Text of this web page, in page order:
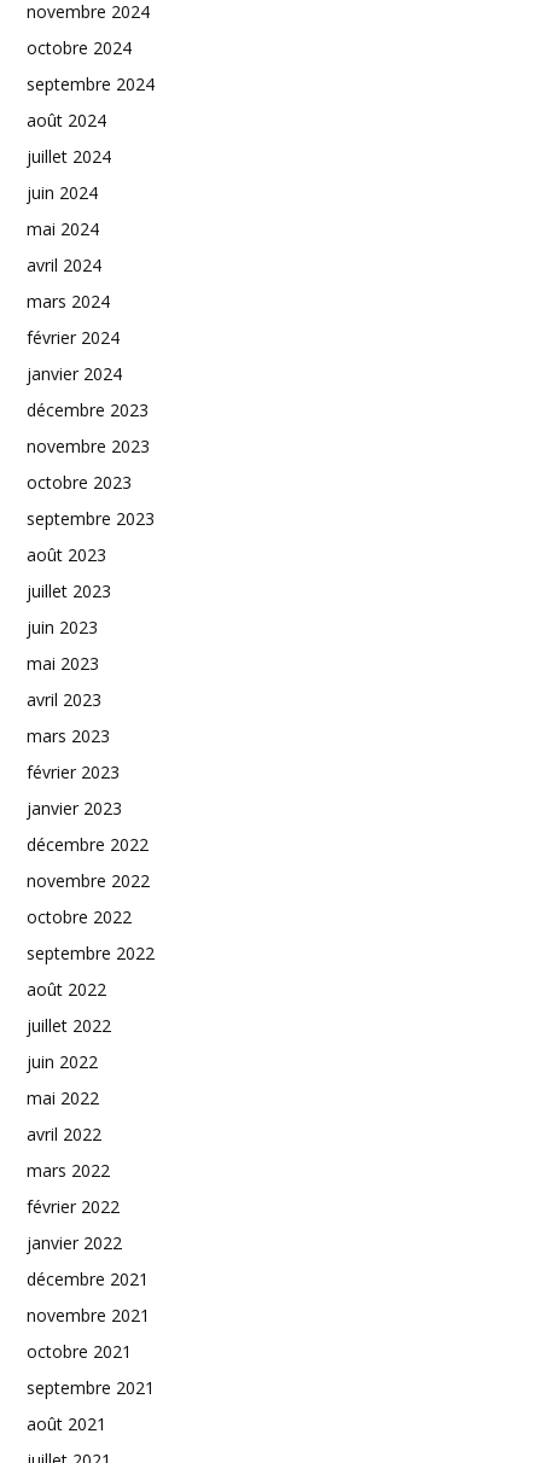
novembre 2024
octobre 2024
septembre 2024
août 2024
juillet 2024
juin 2024
mai 2024
avril 2024
mars 2024
février 2024
janvier 2024
décembre 2023
novembre 2023
octobre 2023
septembre 2023
août 2023
juillet 2023
juin 2023
mai 2023
avril 2023
mars 2023
février 2023
janvier 2023
décembre 2022
novembre 2022
octobre 2022
septembre 2022
août 2022
juillet 2022
juin 2022
mai 2022
avril 2022
mars 2022
février 2022
janvier 2022
décembre 2021
novembre 2021
octobre 2021
septembre 2021
août 2021